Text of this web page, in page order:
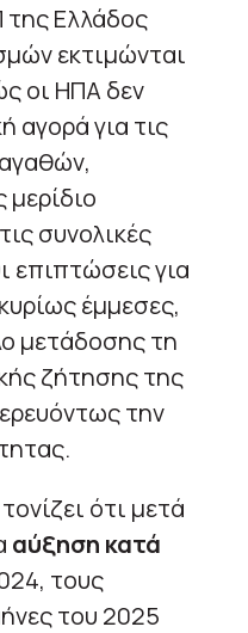
Ελλάδος
εκτιμώνται
οι ΗΠΑ δεν
αγορά για τις
συνολικές
επιπτώσεις για
έμμεσες,
μετάδοσης τη
ζήτησης της
την
τονίζει ότι μετά
αύξηση κατά
τους
του 2025